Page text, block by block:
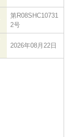
第R08SHC10731
2号
2026年08月22日